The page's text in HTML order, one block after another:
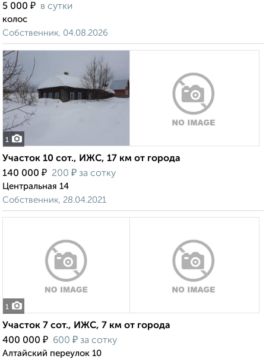
5 000 ₽ в сутки
колос
Собственник, 04.08.2026
1
Участок 10 сот., ИЖС, 17 км от города
140 000 ₽ 200 ₽ за сотку
Центральная 14
Собственник, 28.04.2021
1
Участок 7 сот., ИЖС, 7 км от города
400 000 ₽ 600 ₽ за сотку
Алтайский переулок 10